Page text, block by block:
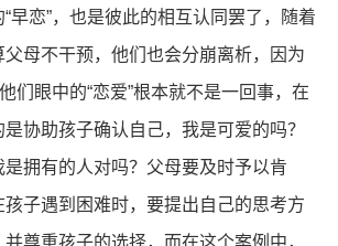
早恋”，也是彼此的相互认同罢了，随着
父母不干预，他们也会分崩离析，因为
们眼中的“恋爱”根本就不是一回事，在
协助孩子确认自己，我是可爱的吗？
拥有的人对吗？父母要及时予以肯
子遇到困难时，要提出自己的思考方
尊重孩子的选择，而在这个案例中，